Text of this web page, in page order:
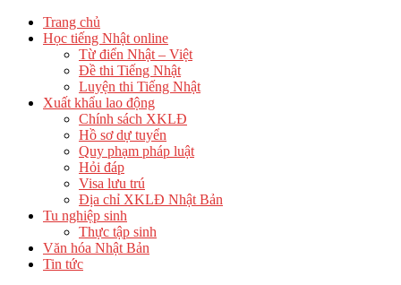
Trang chủ
Học tiếng Nhật online
Từ điển Nhật – Việt
Đề thi Tiếng Nhật
Luyện thi Tiếng Nhật
Xuất khẩu lao động
Chính sách XKLĐ
Hồ sơ dự tuyển
Quy phạm pháp luật
Hỏi đáp
Visa lưu trú
Địa chỉ XKLĐ Nhật Bản
Tu nghiệp sinh
Thực tập sinh
Văn hóa Nhật Bản
Tin tức